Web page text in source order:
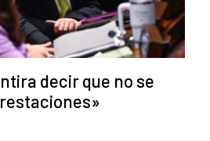
decir que no se